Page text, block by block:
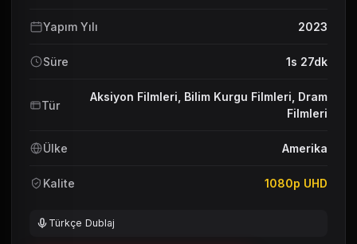
Yapım Yılı 2023
Süre 1s 27dk
Tür
Aksiyon Filmleri Bilim Kurgu Filmleri Dram
Filmleri
Ülke Amerika
Kalite 1080p UHD
Türkçe Dublaj